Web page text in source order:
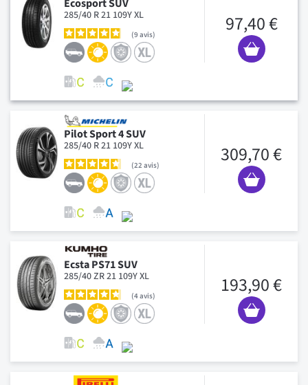
Ecosport SUV
285/40 R 21 109Y XL
9 avis 97,40 €
Pilot Sport 4 SUV
285/40 R 21 109Y XL
22 avis 309,70 €
Ecsta PS71 SUV
285/40 ZR 21 109Y XL
4avis 193,90 €